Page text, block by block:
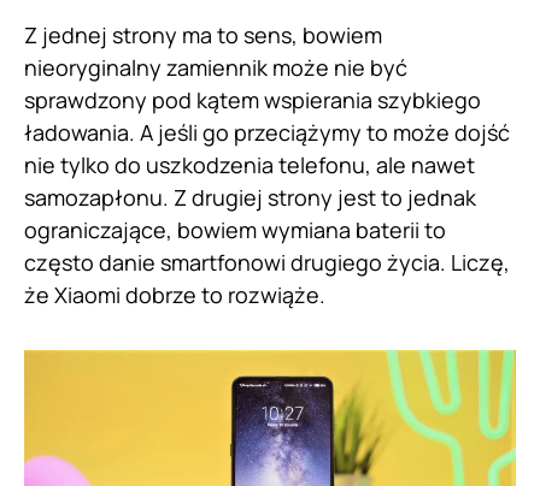
Z jednej strony ma to sens, bowiem
nieoryginalny zamiennik może nie być
sprawdzony pod kątem wspierania szybkiego
ładowania. A jeśli go przeciążymy to może dojść
nie tylko do uszkodzenia telefonu, ale nawet
samozapłonu. Z drugiej strony jest to jednak
ograniczające, bowiem wymiana baterii to
często danie smartfonowi drugiego życia. Liczę,
że Xiaomi dobrze to rozwiąże.